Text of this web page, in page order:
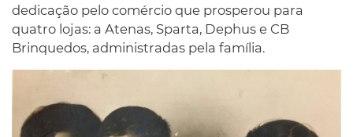
dedicação pelo comércio que prosperou para
quatro lojas: a Atenas, Sparta, Dephus e CB
Brinquedos, administradas pela família.